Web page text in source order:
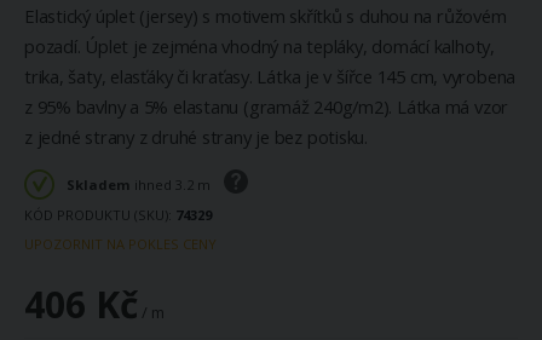
Elastický úplet (jersey) s motivem skřítků s duhou na růžovém
pozadí. Úplet je zejména vhodný na tepláky, domácí kalhoty,
trika, šaty, elasťáky či kraťasy. Látka je v šířce 145 cm, vyrobena
z 95% bavlny a 5% elastanu (gramáž 240g/m2). Látka má vzor
z jedné strany z druhé strany je bez potisku.
Skladem ihned 3.2 m
KÓD PRODUKTU (SKU) 74329
UPOZORNIT NA POKLES CENY
406 Kč / m